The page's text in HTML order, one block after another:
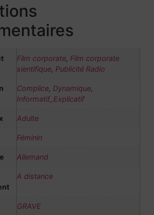
Film corporate, Film corporate
sientifique, Publicité Radio
Complice, Dynamique,
Informatif_Explicatif
Adulte
Féminin
Allemand
A distance
GRAVE